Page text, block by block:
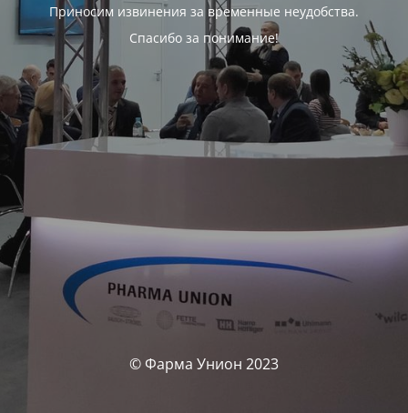
Приносим извинения за временные неудобства.
Спасибо за понимание!
© Фарма Унион 2023